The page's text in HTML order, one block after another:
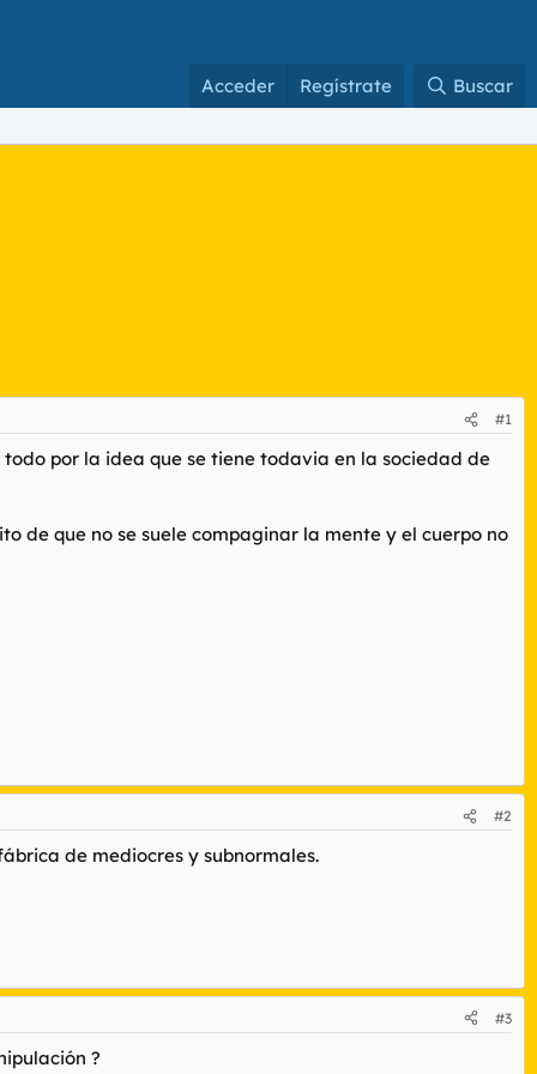
Acceder Regístrate Buscar
#1
por la idea que se tiene todavia en la sociedad de
de que no se suele compaginar la mente y el cuerpo no
#2
de mediocres y subnormales.
#3
?